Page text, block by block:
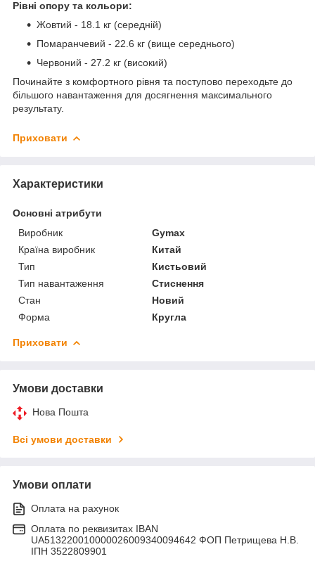
Рівні опору та кольори:
Жовтий - 18.1 кг (середній)
Помаранчевий - 22.6 кг (вище середнього)
Червоний - 27.2 кг (високий)
Починайте з комфортного рівня та поступово переходьте до
більшого навантаження для досягнення максимального
результату.
Приховати
Характеристики
Основні атрибути
Виробник
Gymax
Країна виробник
Китай
Тип
Кистьовий
Тип навантаження
Стиснення
Стан
Новий
Форма
Кругла
Приховати
Умови доставки
Нова Пошта
Всі умови доставки
Умови оплати
Оплата на рахунок
Оплата по реквизитах IBAN
UA513220010000026009340094642 ФОП Петрищева Н.В.
ІПН 3522809901